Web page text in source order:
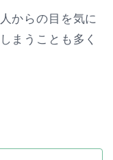
からの目を気に
まうことも多く